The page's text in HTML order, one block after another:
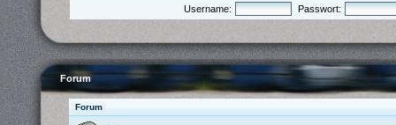
Username: Passwort:
Forum
Forum